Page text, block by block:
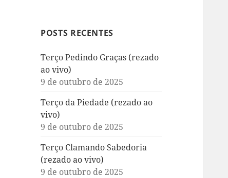
POSTS RECENTES
Terço Pedindo Graças (rezado
ao vivo)
9 de outubro de 2025
Terço da Piedade (rezado ao
vivo)
9 de outubro de 2025
Terço Clamando Sabedoria
(rezado ao vivo)
9 de outubro de 2025